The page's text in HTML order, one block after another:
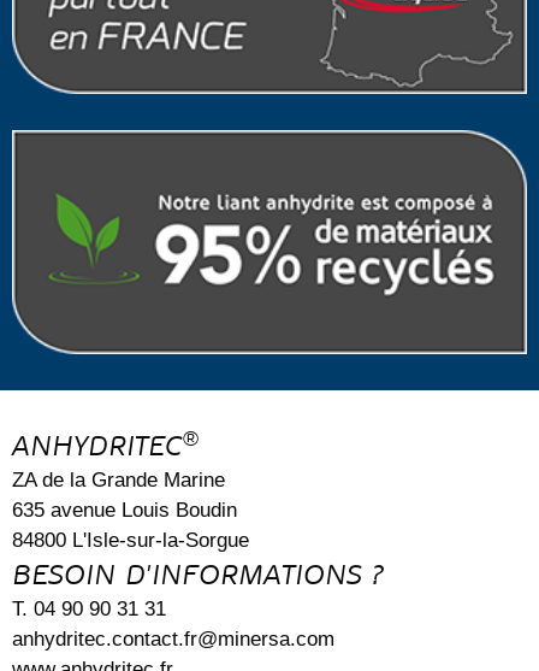
ANHYDRITEC®
ZA de la Grande Marine
635 avenue Louis Boudin
84800 L'Isle-sur-la-Sorgue
BESOIN D'INFORMATIONS ?
T. 04 90 90 31 31
anhydritec.contact.fr@minersa.com